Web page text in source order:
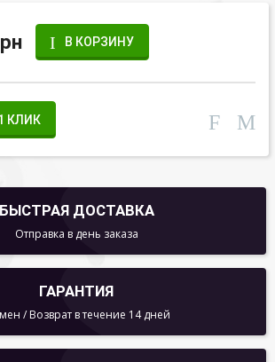
В КОРЗИНУ
КЛИК
БЫСТРАЯ ДОСТАВКА
Отправка в день заказа
ГАРАНТИЯ
/ Возврат в течение 14 дней